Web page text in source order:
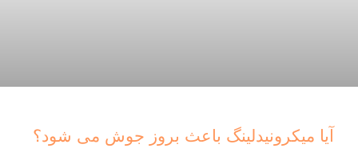
آیا میکرونیدلینگ باعث بروز جوش می شود؟